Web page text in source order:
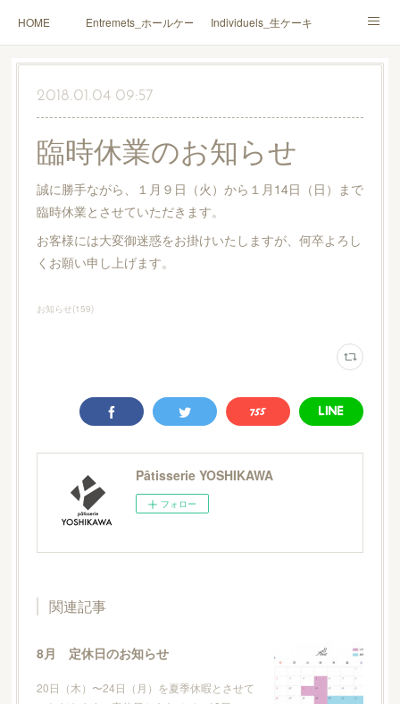
HOME Entremets_ホールケーキ Individuels_生ケーキ
Gâteaux secs_焼菓子 Coffrets Cadeaux_詰合せ
2018.01.04 09:57
臨時休業のお知らせ
誠に勝手ながら、１月９日（火）から１月14日（日）まで
臨時休業とさせていただきます。
お客様には大変御迷惑をお掛けいたしますが、何卒よろし
くお願い申し上げます。
お知らせ(159)
Pâtisserie YOSHIKAWA
フォロー
関連記事
8月 定休日のお知らせ
20日（木）〜24日（月）を夏季休暇とさせて